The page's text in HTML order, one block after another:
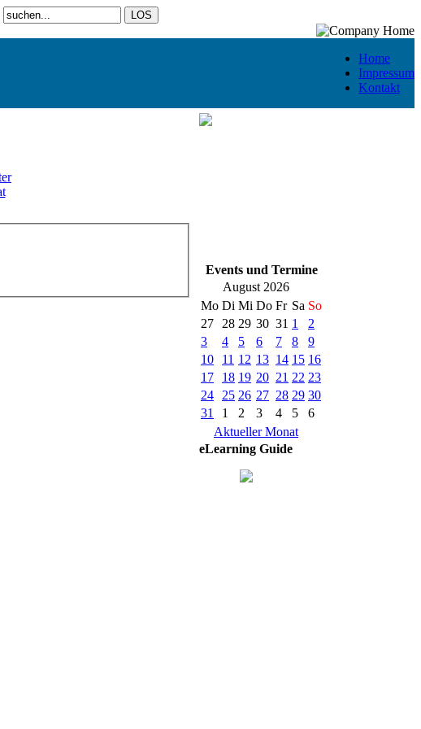
Home
Impressum
Kontakt
Events und Termine
August 2026
Mo Di Mi Do Fr Sa So
27
28 29 30 31 1
2
3
4 5 6 7 8
9
10
11 12 13 14 15 16
17
18 19 20 21 22 23
24
25 26 27 28 29 30
31
1 2 3 4 5
6
Aktueller Monat
eLearning Guide